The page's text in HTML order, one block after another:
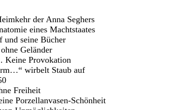
der Anna Seghers
eines Machtstaates
und seine Bücher
Geländer
Keine Provokation
wirbelt Staub auf
Freiheit
Porzellanvasen-Schönheit